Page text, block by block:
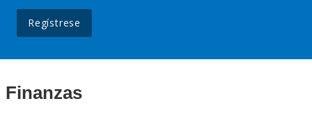
Regístrese
Finanzas